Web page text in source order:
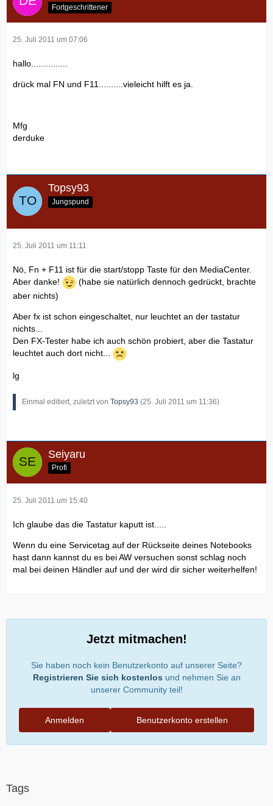
Fortgeschrittener
25. Juli 2011 um 07:06
hallo...............
drück mal FN und F11..........vieleicht hilft es ja.
Mfg
derduke
Topsy93
Jungspund
25. Juli 2011 um 11:11
Nö, Fn + F11 ist für die start/stopp Taste für den MediaCenter.
Aber danke!
(habe sie natürlich dennoch gedrückt, brachte
aber nichts)
Aber fx ist schon eingeschaltet, nur leuchtet an der tastatur
nichts...
Den FX-Tester habe ich auch schön probiert, aber die Tastatur
leuchtet auch dort nicht...
lg
Einmal editiert, zuletzt von Topsy93 (25. Juli 2011 um 11:36)
Seiyaru
Profi
25. Juli 2011 um 15:40
Ich glaube das die Tastatur kaputt ist.....
Wenn du eine Servicetag auf der Rückseite deines Notebooks
hast dann kannst du es bei AW versuchen sonst schlag noch
mal bei deinen Händler auf und der wird dir sicher weiterhelfen!
Jetzt mitmachen!
Sie haben noch kein Benutzerkonto auf unserer Seite?
Registrieren Sie sich kostenlos und nehmen Sie an
unserer Community teil!
Benutzerkonto erstellen
Anmelden
Tags